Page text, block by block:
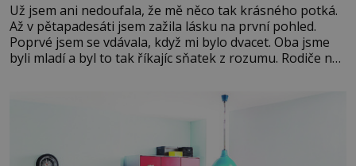
Už jsem ani nedoufala, že mě něco tak krásného potká.
Až v pětapadesáti jsem zažila lásku na první pohled.
Poprvé jsem se vdávala, když mi bylo dvacet. Oba jsme
byli mladí a byl to tak říkajíc sňatek z rozumu. Rodiče nás